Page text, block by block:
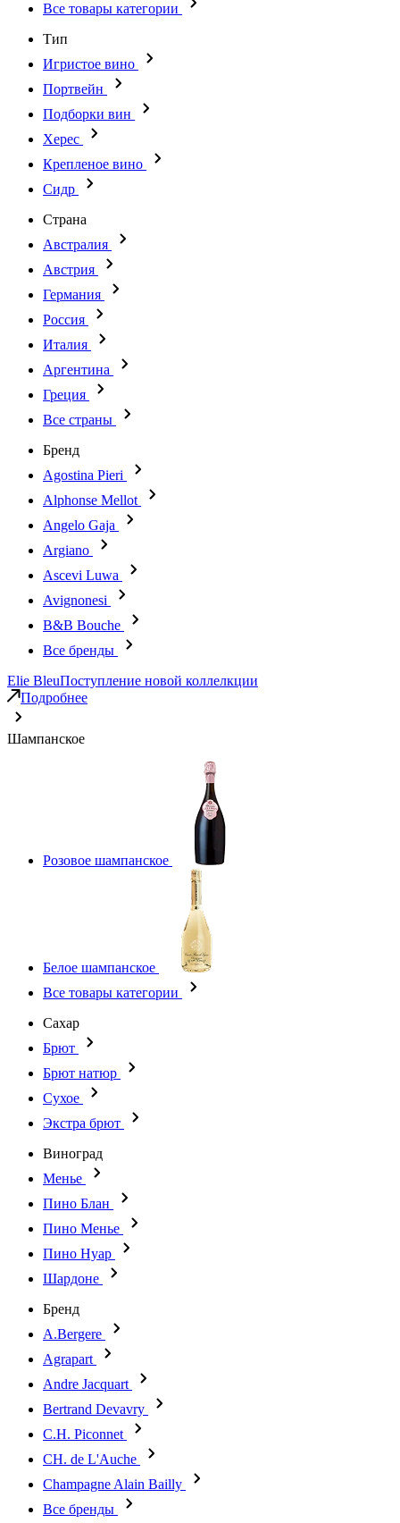
Все товары категории
Тип
Игристое вино
Портвейн
Подборки вин
Херес
Крепленое вино
Сидр
Страна
Австралия
Австрия
Германия
Россия
Италия
Аргентина
Греция
Все страны
Бренд
Agostina Pieri
Alphonse Mellot
Angelo Gaja
Argiano
Ascevi Luwa
Avignonesi
B&B Bouche
Все бренды
Elie BleuПоступление новой коллелкции
Подробнее
Шампанское
Розовое шампанское
Белое шампанское
Все товары категории
Сахар
Брют
Брют натюр
Сухое
Экстра брют
Виноград
Менье
Пино Блан
Пино Менье
Пино Нуар
Шардоне
Бренд
A.Bergere
Agrapart
Andre Jacquart
Bertrand Devavry
C.H. Piconnet
CH. de L'Auche
Champagne Alain Bailly
Все бренды